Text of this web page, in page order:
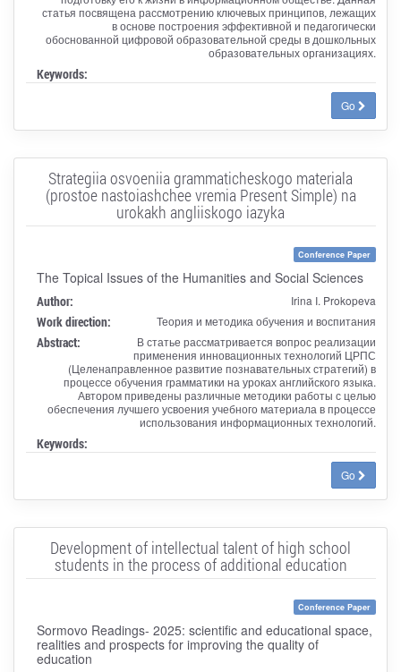
статья посвящена рассмотрению ключевых принципов, лежащих
в основе построения эффективной и педагогически
обоснованной цифровой образовательной среды в дошкольных
образовательных организациях.
Keywords:
Go
Strategiia osvoeniia grammaticheskogo materiala
(prostoe nastoiashchee vremia Present Simple) na
urokakh angliiskogo iazyka
Conference Paper
The Topical Issues of the Humanities and Social Sciences
Author: Irina I. Prokopeva
Work direction: Теория и методика обучения и воспитания
Abstract:
В статье рассматривается вопрос реализации
применения инновационных технологий ЦРПС
(Целенаправленное развитие познавательных стратегий) в
процессе обучения грамматики на уроках английского языка.
Автором приведены различные методики работы с целью
обеспечения лучшего усвоения учебного материала в процессе
использования информационных технологий.
Keywords:
Go
Development of intellectual talent of high school
students in the process of additional education
Conference Paper
Sormovo Readings- 2025: scientific and educational space,
realities and prospects for improving the quality of
education